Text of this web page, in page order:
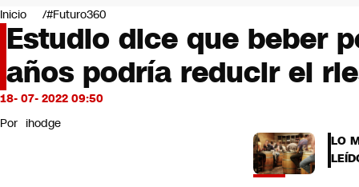
Mundo
Negocios
Deportes
Programas completos
Cultura
Servicios
Bits
CNN Data
Inicio #Futuro360
Estudio dice que beber
años podría reducir el
18- 07- 2022 09:50
Por ihodge
LO